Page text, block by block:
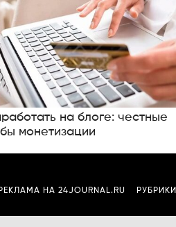
на блоге: честные
монетизации
РЕКЛАМА НА 24JOURNAL.RU РУБРИКИ